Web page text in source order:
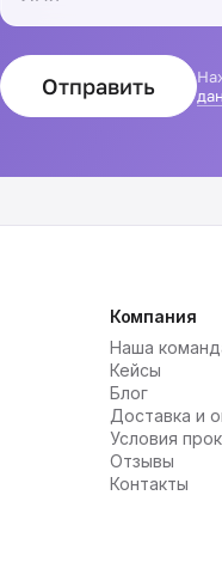
Отправить
Компания
Наша
Кейсы
Блог
Доставка и
Условия
Отзывы
Контакты